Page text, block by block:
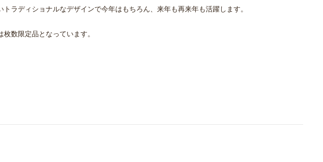
トラディショナルなデザインで今年はもちろん、来年も再来年も活躍します。
枚数限定品となっています。